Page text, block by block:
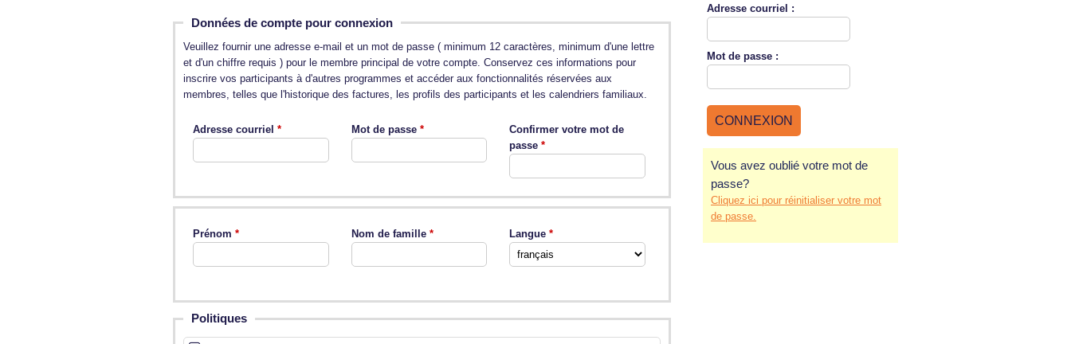
Adresse courriel :
Mot de passe :
Vous avez oublié votre mot de
passe?
Cliquez ici pour réinitialiser votre mot
de passe.
Données de compte pour connexion
Veuillez fournir une adresse e-mail et un mot de passe ( minimum 12 caractères, minimum d'une lettre
et d'un chiffre requis ) pour le membre principal de votre compte. Conservez ces informations pour
inscrire vos participants à d'autres programmes et accéder aux fonctionnalités réservées aux
membres, telles que l'historique des factures, les profils des participants et les calendriers familiaux.
Adresse courriel Mot de passe
Confirmer votre mot de
passe
Prénom Nom de famille Langue
Politiques